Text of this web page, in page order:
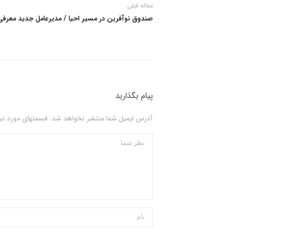
مقاله قبلی
صندوق نوآفرین در مسیر احیا / مدیرعامل جدید
پیام بگذارید
آدرس ایمیل شما منتشر نخواهد شد. قسمتهای مورد